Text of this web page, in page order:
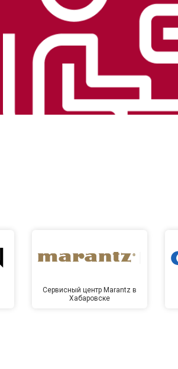
Сервисный центр Marantz в
Хабаровске